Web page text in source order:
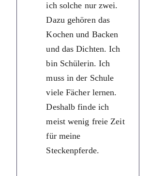
ich solche nur zwei.
Dazu gehören das
Kochen und Backen
und das Dichten. Ich
bin Schülerin. Ich
muss in der Schule
viele Fächer lernen.
Deshalb finde ich
meist wenig freie Zeit
für meine
Steckenpferde.